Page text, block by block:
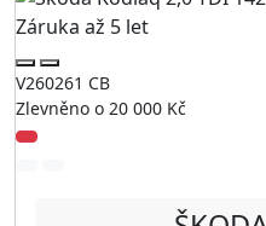
V260261 CB
Zlevněno o 20 000 Kč